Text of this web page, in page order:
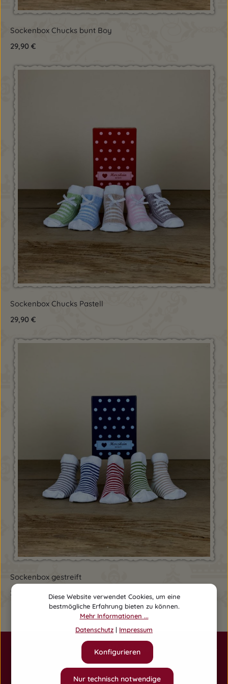
Sockenbox Chucks bunt Boy
Regulärer Preis:
29,90 €
Sockenbox Chucks Pastell
Regulärer Preis:
29,90 €
Sockenbox gestreift
Regulärer Preis:
29,90 €
Herzilein-Wien Wollzeile
Diese Website verwendet Cookies, um eine
bestmögliche Erfahrung bieten zu können.
Mehr Informationen ...
Datenschutz | Impressum
Nur technisch notwendige
Konfigurieren